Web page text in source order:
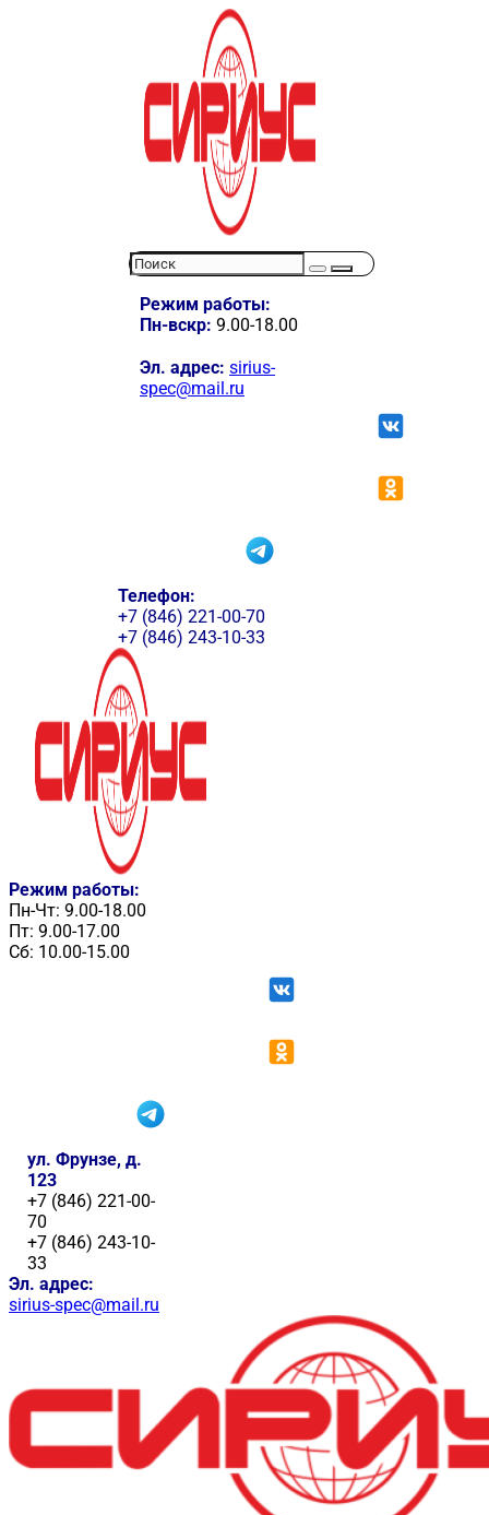
Режим работы:
Пн-вскр: 9.00-18.00
Эл. адрес: sirius-
spec@mail.ru
Телефон:
+7 (846) 221-00-70
+7 (846) 243-10-33
Режим работы:
Пн-Чт: 9.00-18.00
Пт: 9.00-17.00
Сб: 10.00-15.00
ул. Фрунзе, д.
123
+7 (846) 221-00-
70
+7 (846) 243-10-
33
Эл. адрес:
sirius-spec@mail.ru